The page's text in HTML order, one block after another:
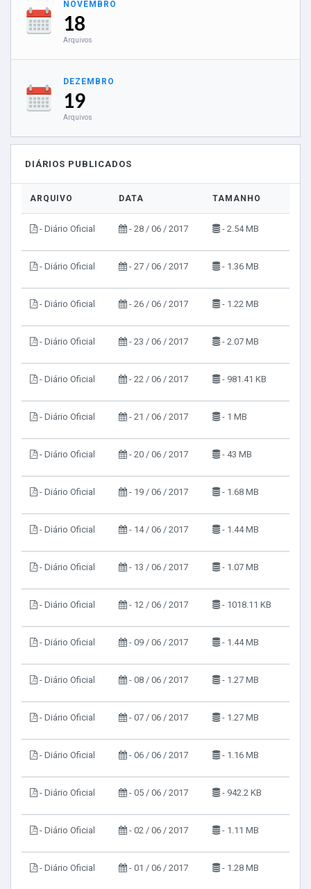
NOVEMBRO
18
Arquivos
DEZEMBRO
19
Arquivos
DIÁRIOS PUBLICADOS
ARQUIVO DATA TAMANHO
- Diário Oficial - 28 / 06 / 2017 - 2.54 MB
- Diário Oficial - 27 / 06 / 2017 - 1.36 MB
- Diário Oficial - 26 / 06 / 2017 - 1.22 MB
- Diário Oficial - 23 / 06 / 2017 - 2.07 MB
- Diário Oficial - 22 / 06 / 2017 - 981.41 KB
- Diário Oficial - 21 / 06 / 2017 - 1 MB
- Diário Oficial - 20 / 06 / 2017 - 43 MB
- Diário Oficial - 19 / 06 / 2017 - 1.68 MB
- Diário Oficial - 14 / 06 / 2017 - 1.44 MB
- Diário Oficial - 13 / 06 / 2017 - 1.07 MB
- Diário Oficial - 12 / 06 / 2017 - 1018.11 KB
- Diário Oficial - 09 / 06 / 2017 - 1.44 MB
- Diário Oficial - 08 / 06 / 2017 - 1.27 MB
- Diário Oficial - 07 / 06 / 2017 - 1.27 MB
- Diário Oficial - 06 / 06 / 2017 - 1.16 MB
- Diário Oficial - 05 / 06 / 2017 - 942.2 KB
- Diário Oficial - 02 / 06 / 2017 - 1.11 MB
- Diário Oficial - 01 / 06 / 2017 - 1.28 MB